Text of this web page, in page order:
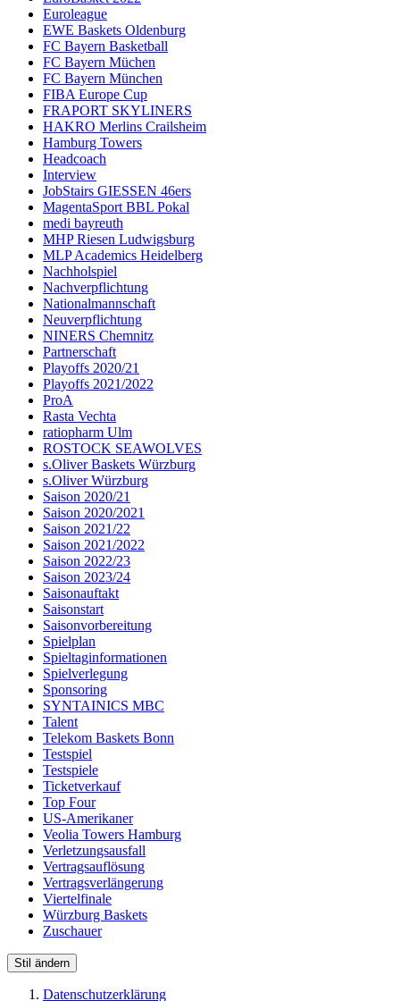
Euroleague
EWE Baskets Oldenburg
FC Bayern Basketball
FC Bayern Müchen
FC Bayern München
FIBA Europe Cup
FRAPORT SKYLINERS
HAKRO Merlins Crailsheim
Hamburg Towers
Headcoach
Interview
JobStairs GIESSEN 46ers
MagentaSport BBL Pokal
medi bayreuth
MHP Riesen Ludwigsburg
MLP Academics Heidelberg
Nachholspiel
Nachverpflichtung
Nationalmannschaft
Neuverpflichtung
NINERS Chemnitz
Partnerschaft
Playoffs 2020/21
Playoffs 2021/2022
ProA
Rasta Vechta
ratiopharm Ulm
ROSTOCK SEAWOLVES
s.Oliver Baskets Würzburg
s.Oliver Würzburg
Saison 2020/21
Saison 2020/2021
Saison 2021/22
Saison 2021/2022
Saison 2022/23
Saison 2023/24
Saisonauftakt
Saisonstart
Saisonvorbereitung
Spielplan
Spieltaginformationen
Spielverlegung
Sponsoring
SYNTAINICS MBC
Talent
Telekom Baskets Bonn
Testspiel
Testspiele
Ticketverkauf
Top Four
US-Amerikaner
Veolia Towers Hamburg
Verletzungsausfall
Vertragsauflösung
Vertragsverlängerung
Viertelfinale
Würzburg Baskets
Zuschauer
Stil ändern
Datenschutzerklärung